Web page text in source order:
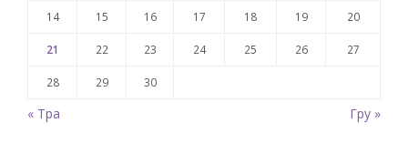
14 15 16 17 18 19 20
21 22 23 24 25 26 27
28 29 30
« Тра Гру »